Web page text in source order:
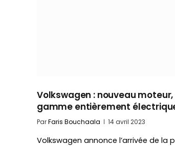
Volkswagen : nouveau moteur,
gamme entièrement
ParFaris Bouchaala 14 avril 2023
Volkswagen annonce l’arrivée de la